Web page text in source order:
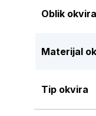
Oblik okvira
Materijal
Tip okvira